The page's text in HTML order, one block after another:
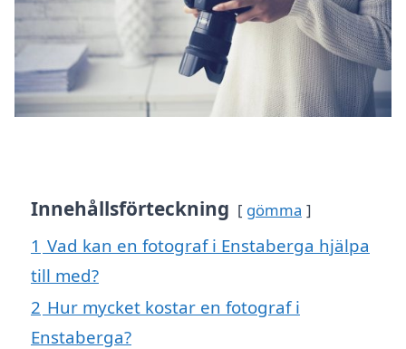
Innehållsförteckning gömma
1 Vad kan en fotograf i Enstaberga hjälpa
till med?
2 Hur mycket kostar en fotograf i
Enstaberga?